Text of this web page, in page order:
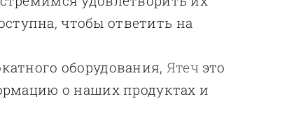
чтобы ответить на
оборудования, Ятеч это
о наших продуктах и